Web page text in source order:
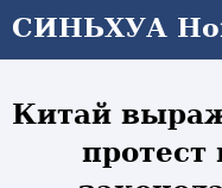
СИНЬХУА
СИНЬХУА
Китай
протест